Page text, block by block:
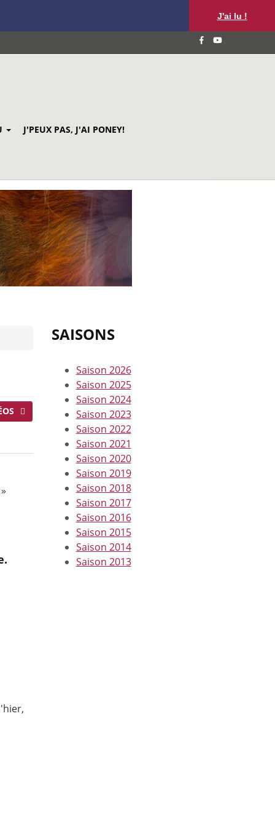
J'ai lu !
J'PEUX PAS, J'AI PONEY!
SAISONS
Saison 2026
Saison 2025
Saison 2024
Saison 2023
Saison 2022
Saison 2021
Saison 2020
Saison 2019
Saison 2018
Saison 2017
Saison 2016
Saison 2015
Saison 2014
Saison 2013